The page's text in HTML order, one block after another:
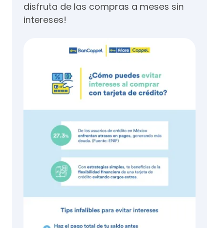
disfruta de las compras a meses sin
intereses!